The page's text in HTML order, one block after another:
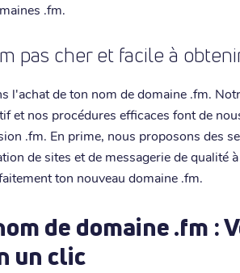
.fm.
pas cher et facile à
l'achat de ton nom de domaine .fm.
et nos procédures efficaces font de
.fm. En prime, nous proposons des
de sites et de messagerie de qualité
ton nouveau domaine .fm.
de domaine .fm :
un clic